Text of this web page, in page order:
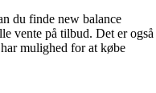
du finde new balance
vente på tilbud. Det er også
mulighed for at købe